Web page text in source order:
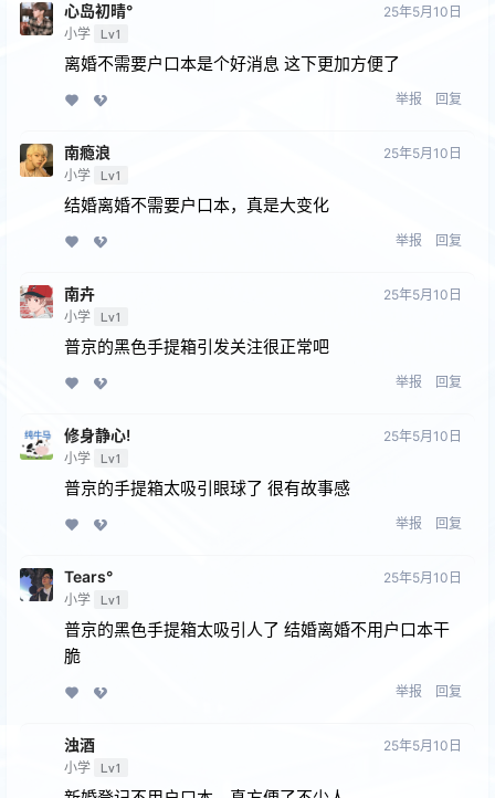
心岛初晴°
小学 Lv1
25年5月10日
离婚不需要户口本是个好消息 这下更加方便了
举报 回复
南瘾浪
小学 Lv1
25年5月10日
结婚离婚不需要户口本，真是大变化
举报 回复
南卉
小学 Lv1
25年5月10日
普京的黑色手提箱引发关注很正常吧
举报 回复
修身静心!
小学 Lv1
25年5月10日
普京的手提箱太吸引眼球了 很有故事感
举报 回复
Tears°
小学 Lv1
25年5月10日
普京的黑色手提箱太吸引人了 结婚离婚不用户口本干
脆
举报 回复
浊酒
小学 Lv1
25年5月10日